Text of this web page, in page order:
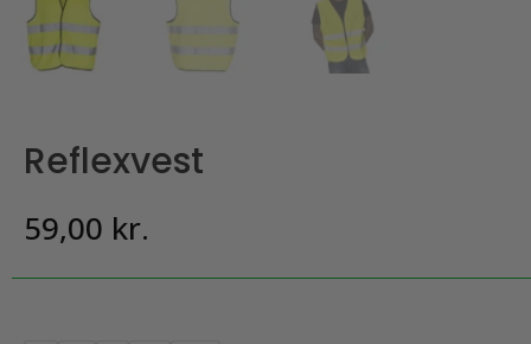
Reflexvest
59,00 kr.